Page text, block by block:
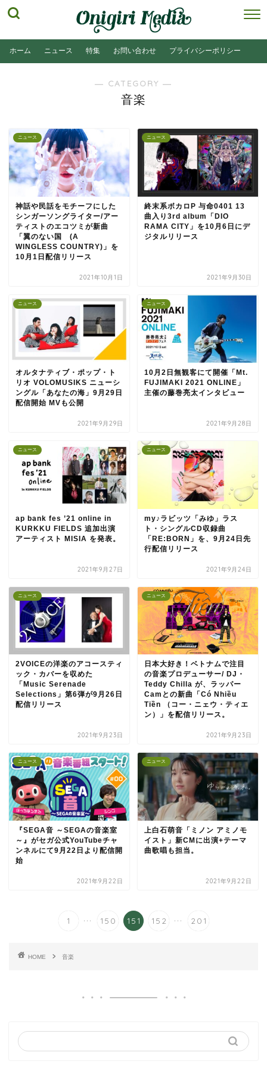
ホーム ニュース 特集 お問い合わせ プライバシーポリシー
― CATEGORY ―
音楽
ニュース
神話や民話をモチーフにした
シンガーソングライター/アー
ティストのエコツミが新曲
「翼のない国 (A
WINGLESS COUNTRY)」を
10月1日配信リリース
2021年10月1日
ニュース
終末系ボカロP 与命0401 13
曲入り3rd album「DIO
RAMA CITY」を10月6日にデ
ジタルリリース
2021年9月30日
ニュース
オルタナティブ・ポップ・ト
リオ VOLOMUSIKS ニューシ
ングル「あなたの海」9月29日
配信開始 MVも公開
2021年9月29日
ニュース
10月2日無観客にて開催「Mt.
FUJIMAKI 2021 ONLINE」
主催の藤巻亮太インタビュー
2021年9月28日
ニュース
ap bank fes ’21 online in
KURKKU FIELDS 追加出演
アーティスト MISIA を発表。
2021年9月27日
ニュース
my♪ラビッツ「みゆ」ラス
ト・シングルCD収録曲
「RE:BORN」を、9月24日先
行配信リリース
2021年9月24日
ニュース
2VOICEの洋楽のアコースティ
ック・カバーを収めた
「Music Serenade
Selections」第6弾が9月26日
配信リリース
2021年9月23日
ニュース
日本大好き！ベトナムで注目
の音楽プロデューサー/ DJ・
Teddy Chilla が、ラッパー
Camとの新曲「Có Nhiều
Tiền （コー・ニェウ・ティエ
ン）」を配信リリース。
2021年9月23日
ニュース
『SEGA音 ～SEGAの音楽室
～』がセガ公式YouTubeチャ
ンネルにて9月22日より配信開
始
2021年9月22日
ニュース
上白石萌音「ミノン アミノモ
イスト」新CMに出演+テーマ
曲歌唱も担当。
2021年9月22日
1 ... 150 151 152 ... 201
HOME 音楽